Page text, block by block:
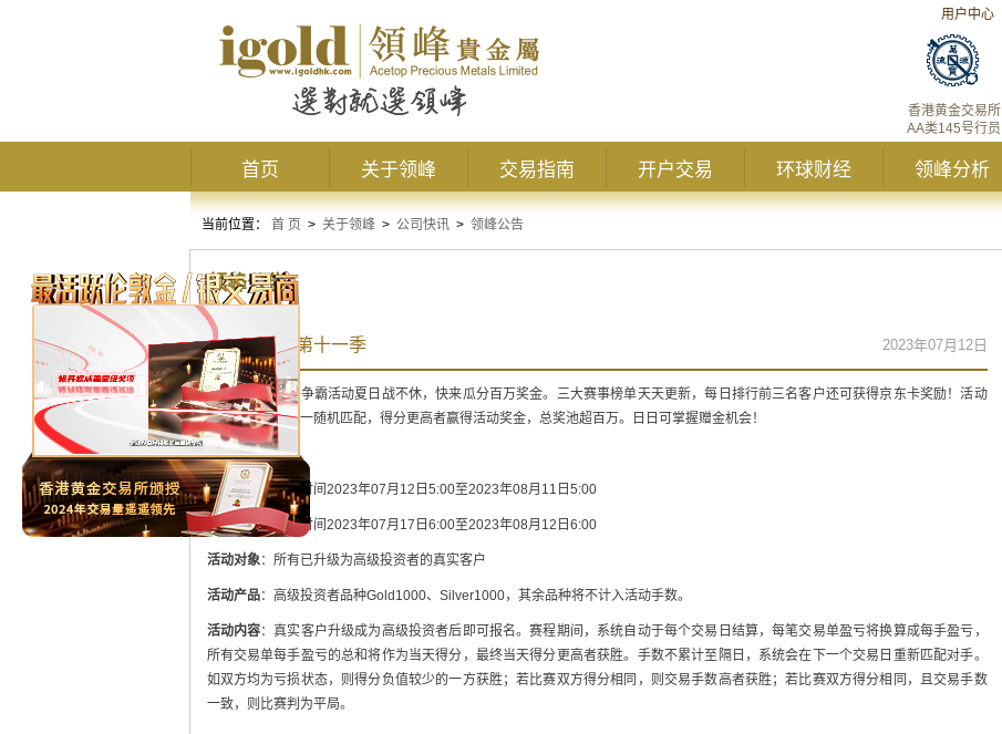
用户中心
香港黄金交易所
AA类145号行员
首页 关于领峰 交易指南 开户交易 环球财经 领峰分析
当前位置： 首 页 > 关于领峰 > 公司快讯 > 领峰公告
领峰公告
交易争霸赛第十一季 2023年07月12日
领峰贵金属交易争霸活动夏日战不休，快来瓜分百万奖金。三大赛事榜单天天更新，每日排行前三名客户还可获得京东卡奖励！活动
免费报名，一对一随机匹配，得分更高者赢得活动奖金，总奖池超百万。日日可掌握赠金机会！
报名时间：北京时间2023年07月12日5:00至2023年08月11日5:00
比赛时间：北京时间2023年07月17日6:00至2023年08月12日6:00
活动对象：所有已升级为高级投资者的真实客户
活动产品：高级投资者品种Gold1000、Silver1000，其余品种将不计入活动手数。
活动内容：真实客户升级成为高级投资者后即可报名。赛程期间，系统自动于每个交易日结算，每笔交易单盈亏将换算成每手盈亏，
所有交易单每手盈亏的总和将作为当天得分，最终当天得分更高者获胜。手数不累计至隔日，系统会在下一个交易日重新匹配对手。
如双方均为亏损状态，则得分负值较少的一方获胜；若比赛双方得分相同，则交易手数高者获胜；若比赛双方得分相同，且交易手数
一致，则比赛判为平局。